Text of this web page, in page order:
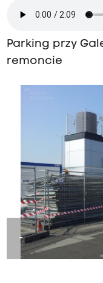
Parking przy
remoncie
-